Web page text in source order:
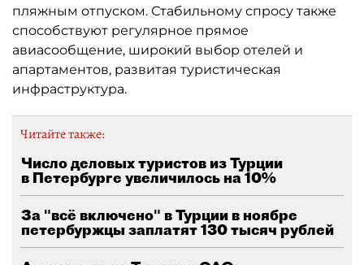
пляжным отпуском. Стабильному спросу также
способствуют регулярное прямое
авиасообщение, широкий выбор отелей и
апартаментов, развитая туристическая
инфраструктура.
Читайте также:
Число деловых туристов из Турции
в Петербурге увеличилось на 10%
За "всё включено" в Турции в ноябре
петербуржцы заплатят 130 тысяч рублей